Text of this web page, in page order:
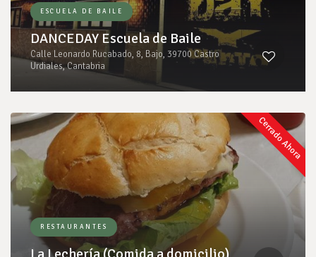
ESCUELA DE BAILE
DANCEDAY Escuela de Baile
Calle Leonardo Rucabado, 8, Bajo, 39700 Castro
Urdiales, Cantabria
Cerrado Ahora
RESTAURANTES